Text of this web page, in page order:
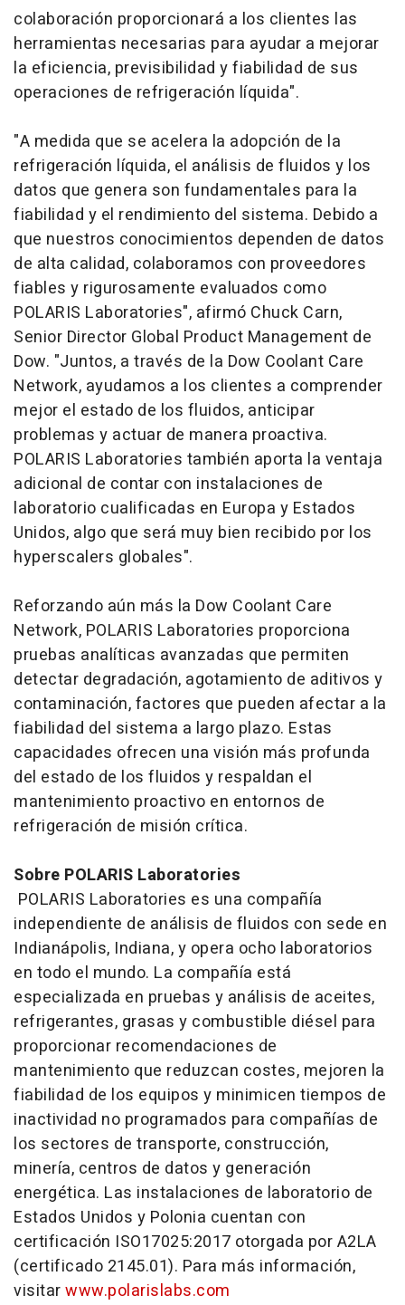
colaboración proporcionará a los clientes las
herramientas necesarias para ayudar a mejorar
la eficiencia, previsibilidad y fiabilidad de sus
operaciones de refrigeración líquida".
"A medida que se acelera la adopción de la
refrigeración líquida, el análisis de fluidos y los
datos que genera son fundamentales para la
fiabilidad y el rendimiento del sistema. Debido a
que nuestros conocimientos dependen de datos
de alta calidad, colaboramos con proveedores
fiables y rigurosamente evaluados como
POLARIS Laboratories", afirmó Chuck Carn,
Senior Director Global Product Management de
Dow. "Juntos, a través de la Dow Coolant Care
Network, ayudamos a los clientes a comprender
mejor el estado de los fluidos, anticipar
problemas y actuar de manera proactiva.
POLARIS Laboratories también aporta la ventaja
adicional de contar con instalaciones de
laboratorio cualificadas en Europa y Estados
Unidos, algo que será muy bien recibido por los
hyperscalers globales".
Reforzando aún más la Dow Coolant Care
Network, POLARIS Laboratories proporciona
pruebas analíticas avanzadas que permiten
detectar degradación, agotamiento de aditivos y
contaminación, factores que pueden afectar a la
fiabilidad del sistema a largo plazo. Estas
capacidades ofrecen una visión más profunda
del estado de los fluidos y respaldan el
mantenimiento proactivo en entornos de
refrigeración de misión crítica.
Sobre POLARIS Laboratories
POLARIS Laboratories es una compañía
independiente de análisis de fluidos con sede en
Indianápolis, Indiana, y opera ocho laboratorios
en todo el mundo. La compañía está
especializada en pruebas y análisis de aceites,
refrigerantes, grasas y combustible diésel para
proporcionar recomendaciones de
mantenimiento que reduzcan costes, mejoren la
fiabilidad de los equipos y minimicen tiempos de
inactividad no programados para compañías de
los sectores de transporte, construcción,
minería, centros de datos y generación
energética. Las instalaciones de laboratorio de
Estados Unidos y Polonia cuentan con
certificación ISO17025:2017 otorgada por A2LA
(certificado 2145.01). Para más información,
visitarwww.polarislabs.com